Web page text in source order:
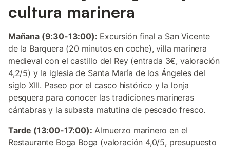
cultura marinera
Mañana (9:30-13:00): Excursión final a San Vicente
de la Barquera (20 minutos en coche), villa marinera
medieval con el castillo del Rey (entrada 3€, valoración
4,2/5) y la iglesia de Santa María de los Ángeles del
siglo XIII. Paseo por el casco histórico y la lonja
pesquera para conocer las tradiciones marineras
cántabras y la subasta matutina de pescado fresco.
Tarde (13:00-17:00): Almuerzo marinero en el
Restaurante Boga Boga (valoración 4,0/5, presupuesto